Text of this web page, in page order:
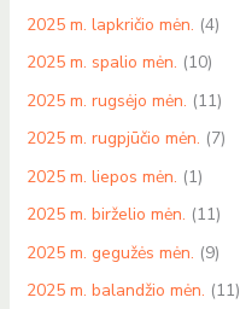
2025 m. lapkričio mėn. (4)
2025 m. spalio mėn. (10)
2025 m. rugsėjo mėn. (11)
2025 m. rugpjūčio mėn. (7)
2025 m. liepos mėn. (1)
2025 m. birželio mėn. (11)
2025 m. gegužės mėn. (9)
2025 m. balandžio mėn. (11)